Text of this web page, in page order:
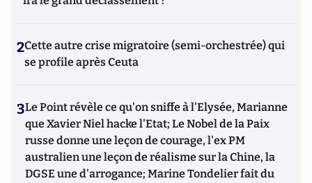
2Cette autre crise migratoire (semi-orchestrée) qui
se profile après Ceuta
3Le Point révèle ce qu'on sniffe à l'Elysée, Marianne
que Xavier Niel hacke l'Etat; Le Nobel de la Paix
russe donne une leçon de courage, l'ex PM
australien une leçon de réalisme sur la Chine, la
DGSE une d'arrogance; Marine Tondelier fait du